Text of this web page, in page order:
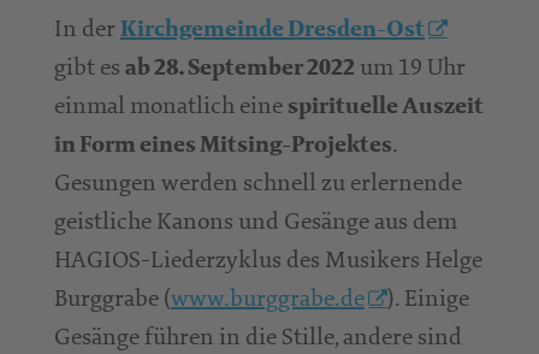
In derKirchgemeinde Dresden-Ost
gibt esab 28. September 2022 um 19 Uhr
einmal monatlich einespirituelle Auszeit
in Form eines Mitsing-Projektes.
Gesungen werden schnell zu erlernende
geistliche Kanons und Gesänge aus dem
HAGIOS-Liederzyklus des Musikers Helge
Burggrabe (www.burggrabe.de
). Einige
Gesänge führen in die Stille, andere sind